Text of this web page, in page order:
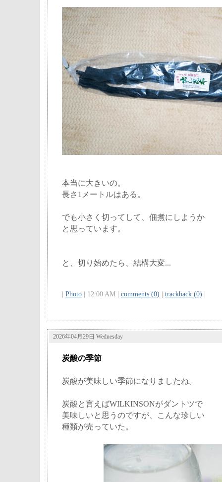
本当に大きいの。
長さ1メートルはある。
でも小さく切ってして、佃煮にしようか
と思っています。
と、切り始めたら、結構大変...
Photo | 12:00 AM | comments (0) trackback (0)
2026年04月29日 Wednesday
炭酸の季節
炭酸が美味しい季節になりましたね。
炭酸と言えばWILKINSONがダントツで
美味しいと思うのですが、こんな珍しい
種類が売っていた。